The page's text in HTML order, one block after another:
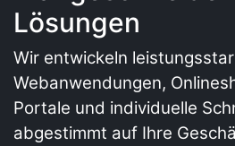
Lösungen
Wir entwickeln
Webanwendungen,
Portale und individuelle
abgestimmt auf Ihre